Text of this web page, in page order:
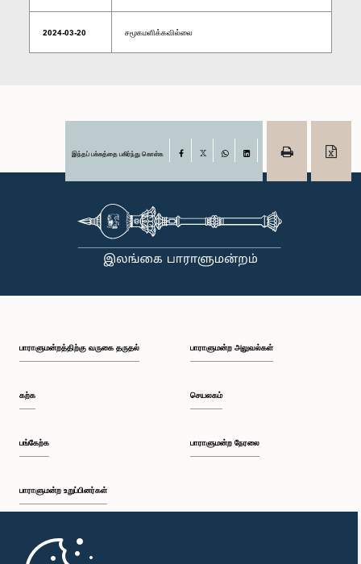
2024-03-20 சமூகமளிக்கவில்லை
இந்தப் பக்கத்தை பகிர்ந்து கொள்க Facebook
பாராளுமன்றத்திற்கு வருகை தருதல்
கற்க
பங்கேற்க
பாராளுமன்ற உறுப்பினர்கள்
முதற்பக்கம்
பாராளுமன்ற அலுவல்கள்
செயலகம்
பாராளுமன்ற நேரலை